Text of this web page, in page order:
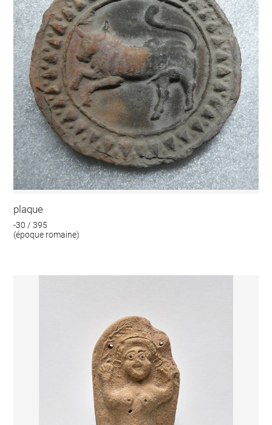
plaque
-30 / 395
(époque romaine)